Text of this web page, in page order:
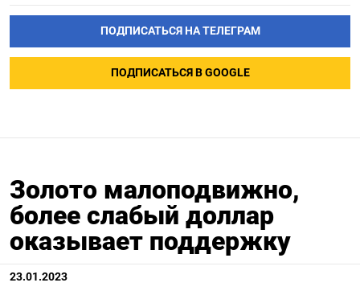
ПОДПИСАТЬСЯ НА ТЕЛЕГРАМ
ПОДПИСАТЬСЯ В GOOGLE
Золото малоподвижно,
более слабый доллар
оказывает поддержку
23.01.2023